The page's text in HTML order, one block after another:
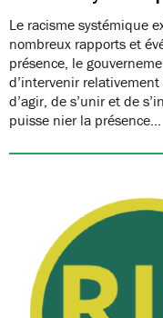
Le racisme systémique
nombreux rapports et
présence, le
d’intervenir
d’agir, de s’unir et de
puisse nier la présence…